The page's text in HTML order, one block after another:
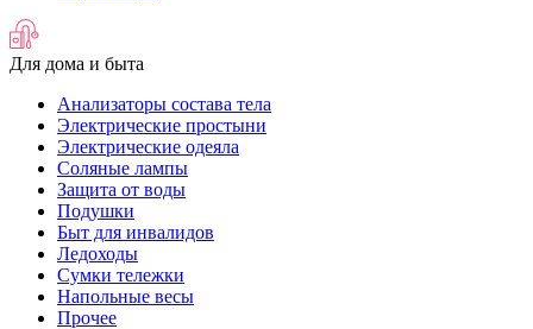
Для дома и быта
Анализаторы состава тела
Электрические простыни
Электрические одеяла
Соляные лампы
Защита от воды
Подушки
Быт для инвалидов
Ледоходы
Сумки тележки
Напольные весы
Прочее